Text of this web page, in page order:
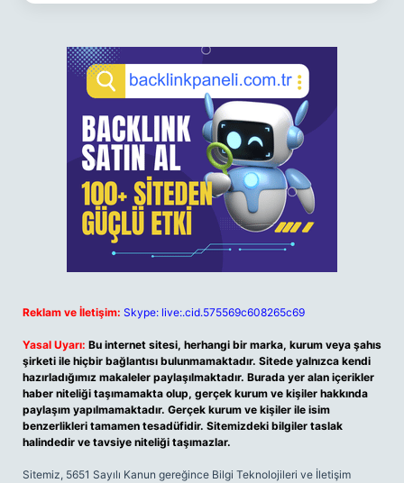
Reklam ve İletişim: Skype: live:.cid.575569c608265c69
Yasal Uyarı: Bu internet sitesi, herhangi bir marka, kurum veya şahıs
şirketi ile hiçbir bağlantısı bulunmamaktadır. Sitede yalnızca kendi
hazırladığımız makaleler paylaşılmaktadır. Burada yer alan içerikler
haber niteliği taşımamakta olup, gerçek kurum ve kişiler hakkında
paylaşım yapılmamaktadır. Gerçek kurum ve kişiler ile isim
benzerlikleri tamamen tesadüfidir. Sitemizdeki bilgiler taslak
halindedir ve tavsiye niteliği taşımazlar.
Sitemiz, 5651 Sayılı Kanun gereğince Bilgi Teknolojileri ve İletişim